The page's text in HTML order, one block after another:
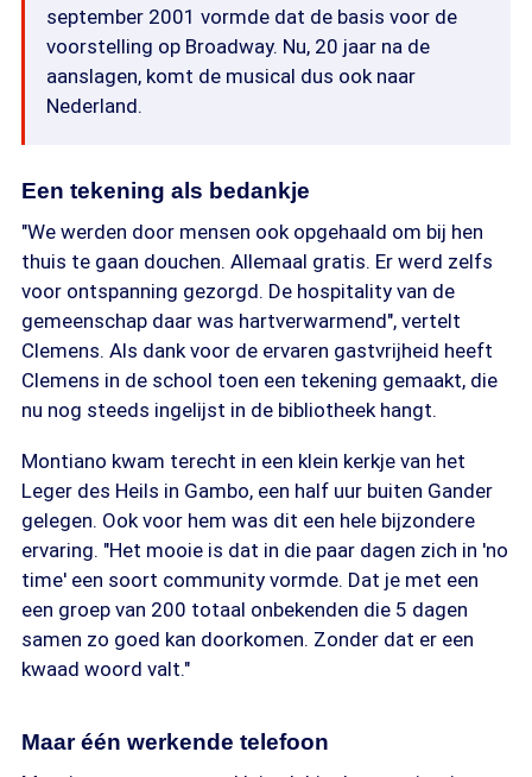
september 2001 vormde dat de basis voor de
voorstelling op Broadway. Nu, 20 jaar na de
aanslagen, komt de musical dus ook naar
Nederland.
Een tekening als bedankje
"We werden door mensen ook opgehaald om bij hen
thuis te gaan douchen. Allemaal gratis. Er werd zelfs
voor ontspanning gezorgd. De hospitality van de
gemeenschap daar was hartverwarmend", vertelt
Clemens. Als dank voor de ervaren gastvrijheid heeft
Clemens in de school toen een tekening gemaakt, die
nu nog steeds ingelijst in de bibliotheek hangt.
Montiano kwam terecht in een klein kerkje van het
Leger des Heils in Gambo, een half uur buiten Gander
gelegen. Ook voor hem was dit een hele bijzondere
ervaring. "Het mooie is dat in die paar dagen zich in 'no
time' een soort community vormde. Dat je met een
een groep van 200 totaal onbekenden die 5 dagen
samen zo goed kan doorkomen. Zonder dat er een
kwaad woord valt."
Maar één werkende telefoon